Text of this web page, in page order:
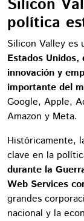
Silicon
política
Silicon Valley es
Estados
innovación y
importante del
Google, Apple,
Amazon y Meta.
Históricamente,
clave en la
durante la
Web Services
grandes
nacional y la